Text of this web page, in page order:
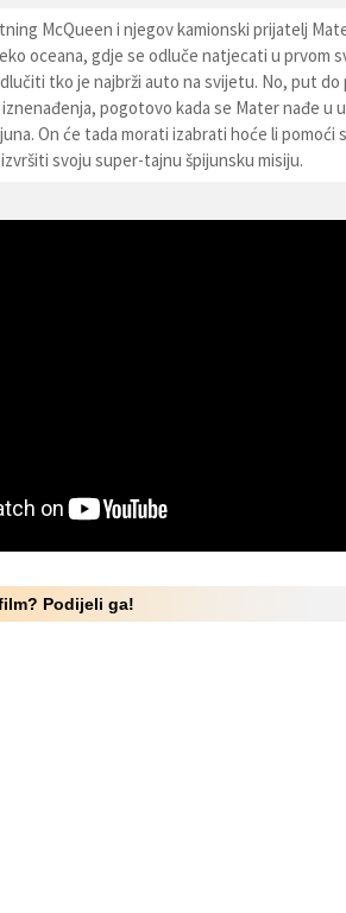
McQueen i njegov kamionski prijatelj
oceana, gdje se odluče natjecati u prvom
tko je najbrži auto na svijetu. No, put
pogotovo kada se Mater nađe u
On će tada morati izabrati hoće li pomoći
svoju super-tajnu špijunsku misiju.
Podijeli ga!